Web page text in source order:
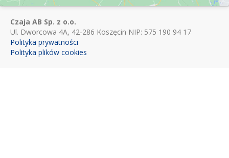
Czaja AB Sp. z o.o.
Ul. Dworcowa 4A, 42-286 Koszęcin NIP: 575 190 94 17
Polityka prywatności
Polityka plików cookies